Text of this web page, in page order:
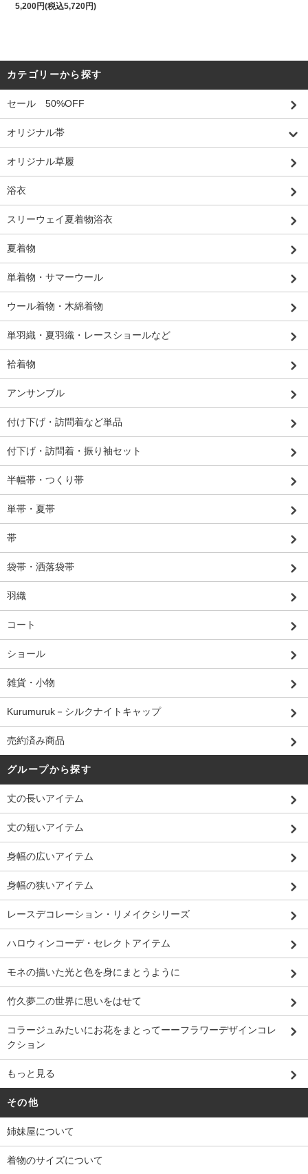
5,200円(税込5,720円)
カテゴリーから探す
セール 50%OFF
オリジナル帯
オリジナル草履
浴衣
スリーウェイ夏着物浴衣
夏着物
単着物・サマーウール
ウール着物・木綿着物
単羽織・夏羽織・レースショールなど
袷着物
アンサンブル
付け下げ・訪問着など単品
付下げ・訪問着・振り袖セット
半幅帯・つくり帯
単帯・夏帯
帯
袋帯・洒落袋帯
羽織
コート
ショール
雑貨・小物
Kurumuruk－シルクナイトキャップ
売約済み商品
グループから探す
丈の長いアイテム
丈の短いアイテム
身幅の広いアイテム
身幅の狭いアイテム
レースデコレーション・リメイクシリーズ
ハロウィンコーデ・セレクトアイテム
モネの描いた光と色を身にまとうように
竹久夢二の世界に思いをはせて
コラージュみたいにお花をまとってーーフラワーデザインコレ
クション
もっと見る
その他
姉妹屋について
着物のサイズについて